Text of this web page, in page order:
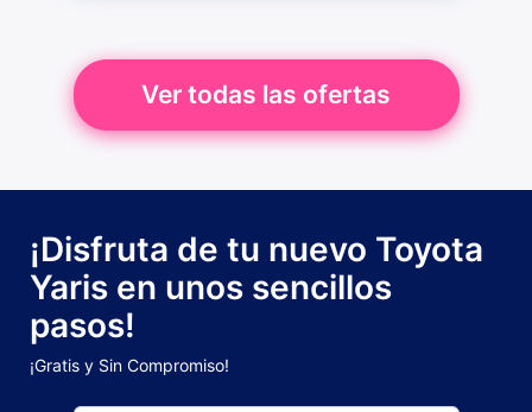
Ver todas las ofertas
¡Disfruta de tu nuevo Toyota
Yaris en unos sencillos
pasos!
¡Gratis y Sin Compromiso!